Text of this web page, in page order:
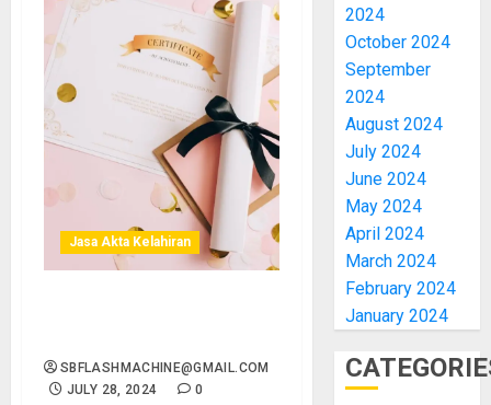
Jasa Akta Kelahiran
SBFLASHMACHINE@GMAIL.COM
JULY 28, 2024
0
2024
October 2024
September
2024
August 2024
July 2024
June 2024
May 2024
April 2024
March 2024
February 2024
January 2024